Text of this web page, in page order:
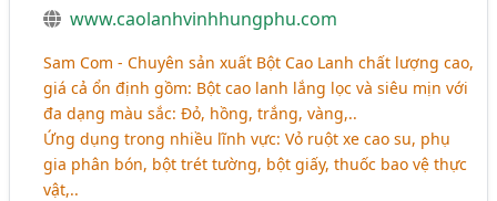
www.caolanhvinhhungphu.com
Sam Com - Chuyên sản xuất Bột Cao Lanh chất lượng cao,
giá cả ổn định gồm: Bột cao lanh lắng lọc và siêu mịn với
đa dạng màu sắc: Đỏ, hồng, trắng, vàng,..
Ứng dụng trong nhiều lĩnh vực: Vỏ ruột xe cao su, phụ
gia phân bón, bột trét tường, bột giấy, thuốc bao vệ thực
vật,..